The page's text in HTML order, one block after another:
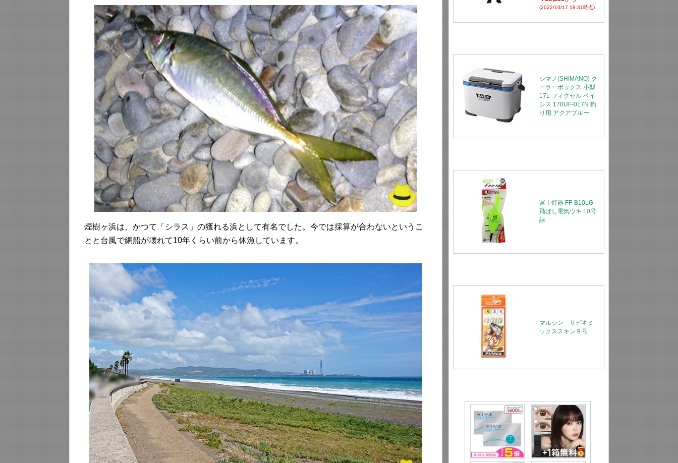
煙樹ヶ浜は、かつて「シラス」の獲れる浜として有名でした。今では採算が合わないというこ
とと台風で網船が壊れて10年くらい前から休漁しています。
(2022/10/17 18:31時点)
シマノ(SHIMANO) ク
ーラーボックス 小型
17L フィクセル ベイ
シス 170UF-017N 釣
り用 アクアブルー
冨士灯器 FF-B10LG
飛ばし電気ウキ 10号
緑
マルシン サビキミ
ックススキン９号